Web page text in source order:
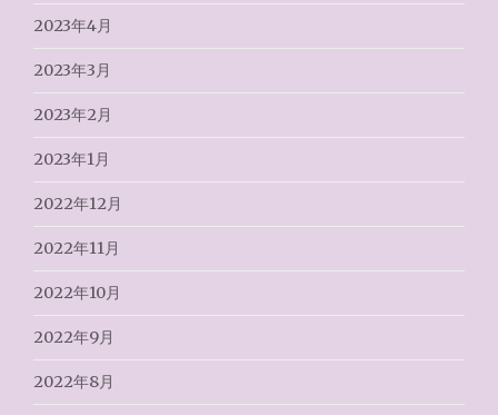
2023年4月
2023年3月
2023年2月
2023年1月
2022年12月
2022年11月
2022年10月
2022年9月
2022年8月